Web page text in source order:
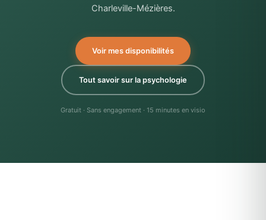
Charleville-Mézières.
Voir mes disponibilités
Tout savoir sur la psychologie
Gratuit · Sans engagement · 15 minutes en visio